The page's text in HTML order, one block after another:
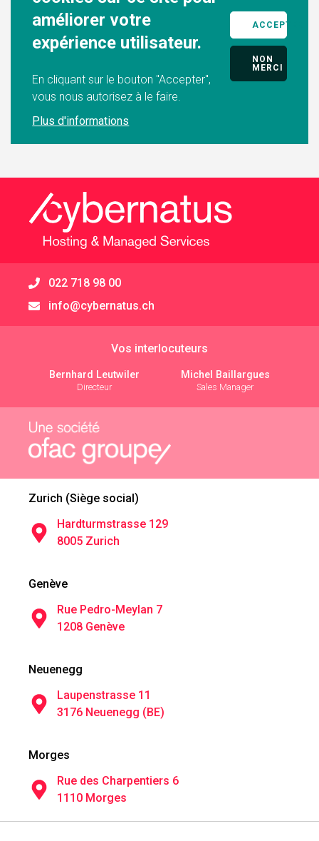
022 718 98 00
info@cybernatus.ch
Vos interlocuteurs
Bernhard Leutwiler
Directeur
Michel Baillargues
Sales Manager
Zurich (Siège social)
Hardturmstrasse 129
8005 Zurich
Genève
Rue Pedro-Meylan 7
1208 Genève
Neuenegg
Laupenstrasse 11
3176 Neuenegg (BE)
Morges
Rue des Charpentiers 6
1110 Morges